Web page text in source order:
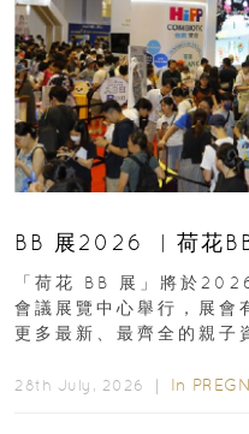
BB 展2026 ︳荷花
「荷花 BB 展」將於
會議展覽中心舉行，展
更多最新、最齊全的親子
28th July, 2026 ｜ In